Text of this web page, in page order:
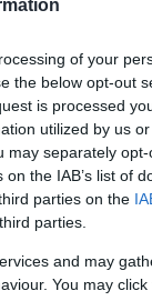
of your
the below opt-out
is processed
utilized by us
may separately
the IAB’s list of
parties on the
parties.
and may
You may